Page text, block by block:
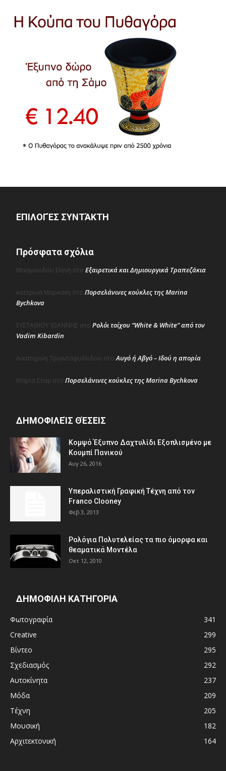
ΕΠΙΛΟΓΈΣ ΣΥΝΤΆΚΤΗ
Πρόσφατα σχόλια
Μασμανιδου Ελενη στο Εξαιρετικά και Δημιουργικά Τραπεζάκια
κατερινα Μαρκακη στο Πορσελάνινες κούκλες της Marina
Bychkova
ΕΥΣΤΑΘΙΟΥ ΙΩΑΝΝΗΣ στο Ρολόι τοίχου “White & White” από τον
Vadim Kibardin
Αικατερινη Τριανταφυλλιδου στοΑυγό ή Αβγό – Ιδού η απορία
Μαρία Σταμ στο Πορσελάνινες κούκλες της Marina Bychkova
ΔΗΜΟΦΙΛΕΊΣ ΘΈΣΕΙΣ
Κομψό Έξυπνο Δαχτυλίδι Εξοπλισμένο με
Κουμπί Πανικού
Αυγ 26, 2016
Υπεραλιστική Γραφική Τέχνη από τον
Franco Clooney
Φεβ 3, 2013
Ρολόγια Πολυτελείας τα πιο όμορφα και
θεαματικά Μοντέλα
Οκτ 12, 2010
ΔΗΜΟΦΙΛΗ ΚΑΤΗΓΟΡΙΑ
Φωτογραφία
341
Creative
299
Βίντεο
295
Σχεδιασμός
292
Αυτοκίνητα
237
Μόδα
209
Τέχνη
205
Μουσική
182
Αρχιτεκτονική
164